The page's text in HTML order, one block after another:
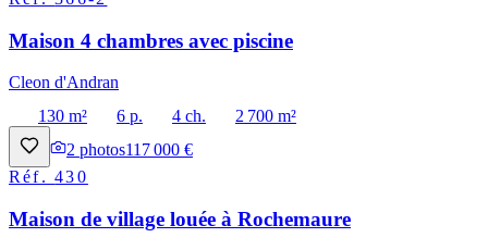
Maison 4 chambres avec piscine
Cleon d'Andran
130 m²
6 p. 4 ch.
2 700 m²
2 photos117 000 €
Réf.430
Maison de village louée à Rochemaure